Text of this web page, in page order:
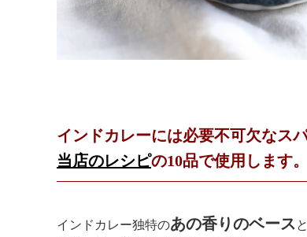
インドカレーには必要不可欠なスパ
当店のレシピの10品で使用します。
インドカレー独特のあの香りのベース